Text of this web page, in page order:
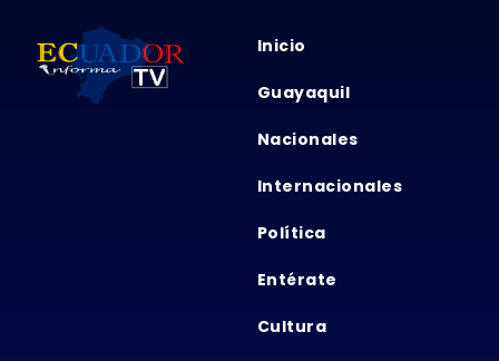
Inicio
Guayaquil
Nacionales
Internacionales
Política
Entérate
Cultura